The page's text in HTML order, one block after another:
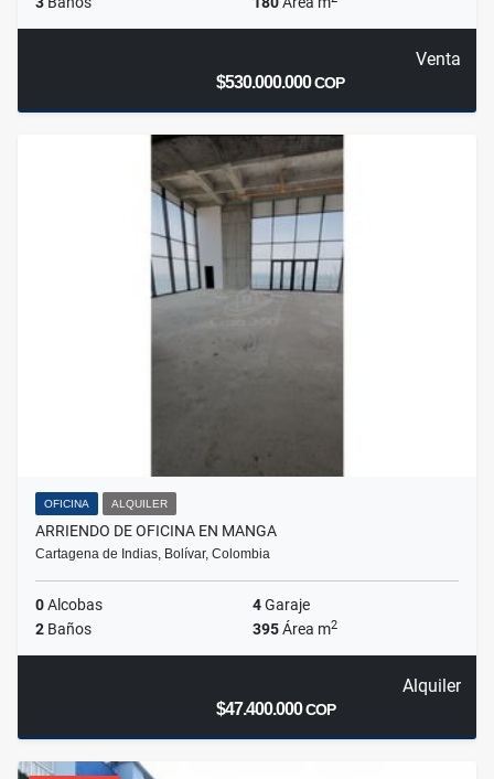
Venta
$530.000.000COP
OFICINA ALQUILER
ARRIENDO DE OFICINA EN MANGA
Cartagena de Indias, Bolívar, Colombia
0Alcobas 4Garaje
2 Baños 395Área m2
Alquiler
$47.400.000COP